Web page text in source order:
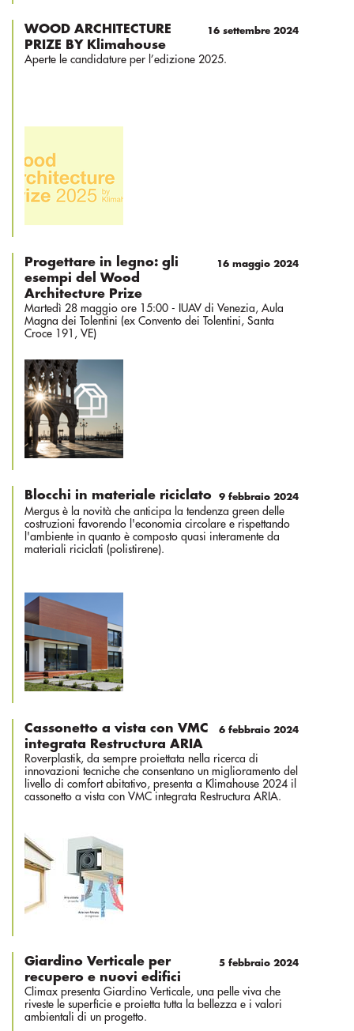
16 settembre 2024
WOOD ARCHITECTURE
PRIZE BY Klimahouse
Aperte le candidature per l’edizione 2025.
16 maggio 2024
Progettare in legno: gli
esempi del Wood
Architecture Prize
Martedì 28 maggio ore 15:00 - IUAV di Venezia, Aula
Magna dei Tolentini (ex Convento dei Tolentini, Santa
Croce 191, VE)
9 febbraio 2024
Blocchi in materiale riciclato
Mergus è la novità che anticipa la tendenza green delle
costruzioni favorendo l'economia circolare e rispettando
l'ambiente in quanto è composto quasi interamente da
materiali riciclati (polistirene).
6 febbraio 2024
Cassonetto a vista con VMC
integrata Restructura ARIA
Roverplastik, da sempre proiettata nella ricerca di
innovazioni tecniche che consentano un miglioramento del
livello di comfort abitativo, presenta a Klimahouse 2024 il
cassonetto a vista con VMC integrata Restructura ARIA.
5 febbraio 2024
Giardino Verticale per
recupero e nuovi edifici
Climax presenta Giardino Verticale, una pelle viva che
riveste le superficie e proietta tutta la bellezza e i valori
ambientali di un progetto.